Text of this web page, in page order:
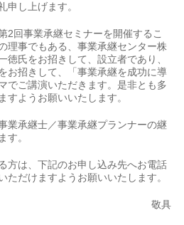
申し上げます。
2回事業承継セミナーを開催するこ
理事でもある、事業承継センター株
氏をお招きして、設立者であり、
お招きして、「事業承継を成功に導
ご講演いただきます。是非とも多
すようお願いいたします。
業承継士／事業承継プランナーの継
す。
方は、下記のお申し込み先へお電話
ただけますようお願いいたします。
敬具